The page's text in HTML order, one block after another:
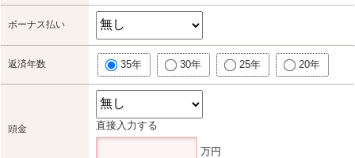
ボーナス払い
返済年数 35年 30年 25年 20年
頭金 直接入力する
万円